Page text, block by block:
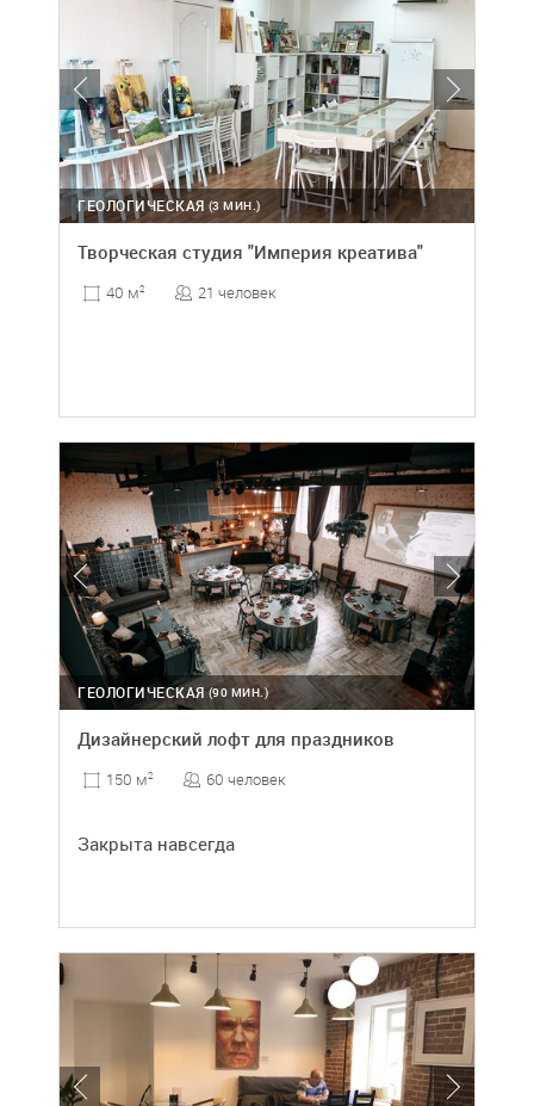
(3 МИН.)
ГЕОЛОГИЧЕСКАЯ
Творческая студия "Империя креатива"
40 м2 21 человек
(90 МИН.)
ГЕОЛОГИЧЕСКАЯ
Дизайнерский лофт для праздников
150 м2 60 человек
Закрыта навсегда